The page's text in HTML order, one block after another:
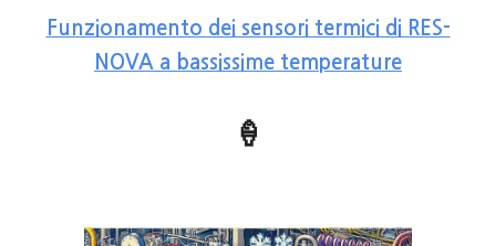
Funzionamento dei sensori termici di RES-
NOVA a bassissime temperature
🍦